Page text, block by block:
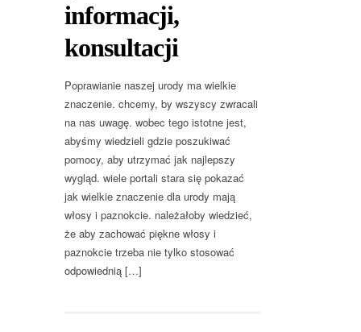
informacji,
konsultacji
Poprawianie naszej urody ma wielkie
znaczenie. chcemy, by wszyscy zwracali
na nas uwagę. wobec tego istotne jest,
abyśmy wiedzieli gdzie poszukiwać
pomocy, aby utrzymać jak najlepszy
wygląd. wiele portali stara się pokazać
jak wielkie znaczenie dla urody mają
włosy i paznokcie. należałoby wiedzieć,
że aby zachować piękne włosy i
paznokcie trzeba nie tylko stosować
odpowiednią […]